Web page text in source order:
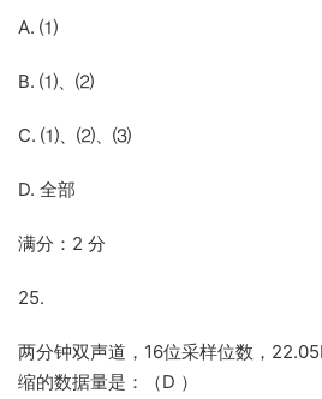
A. ⑴
B. ⑴、⑵
C. ⑴、⑵、⑶
D. 全部
满分：2 分
25.
两分钟双声道，16位采样位数，
缩的数据量是：（D ）